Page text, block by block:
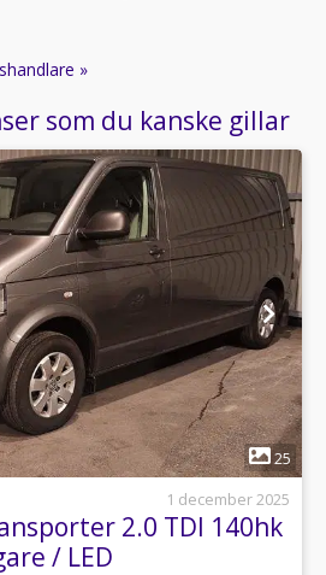
»
som du kanske gillar
1
25
1 december 2025
2.0 TDI 140hk
/ LED